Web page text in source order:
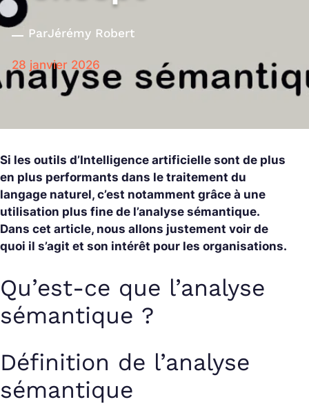
ParJérémy Robert
28 janvier 2026
Si les outils d’Intelligence artificielle sont de plus
en plus performants dans le traitement du
langage naturel, c’est notamment grâce à une
utilisation plus fine de l’analyse sémantique.
Dans cet article, nous allons justement voir de
quoi il s’agit et son intérêt pour les organisations.
Qu’est-ce que l’analyse
sémantique ?
Définition de l’analyse
sémantique